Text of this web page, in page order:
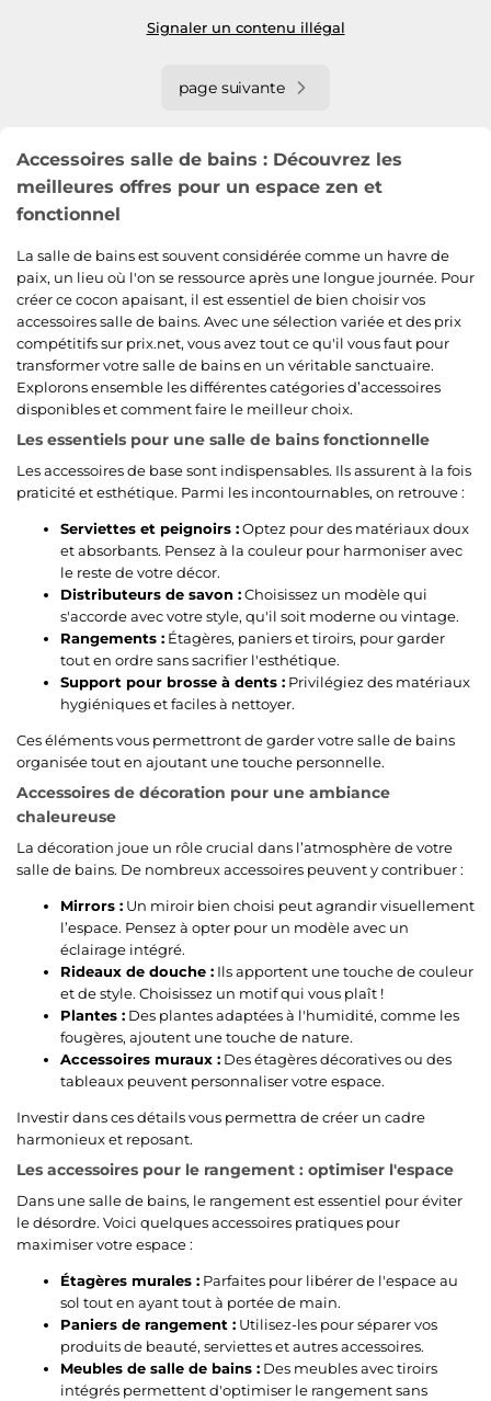
Signaler un contenu illégal
page suivante
Accessoires salle de bains : Découvrez les
meilleures offres pour un espace zen et
fonctionnel
La salle de bains est souvent considérée comme un havre de
paix, un lieu où l'on se ressource après une longue journée. Pour
créer ce cocon apaisant, il est essentiel de bien choisir vos
accessoires salle de bains. Avec une sélection variée et des prix
compétitifs sur prix.net, vous avez tout ce qu'il vous faut pour
transformer votre salle de bains en un véritable sanctuaire.
Explorons ensemble les différentes catégories d’accessoires
disponibles et comment faire le meilleur choix.
Les essentiels pour une salle de bains fonctionnelle
Les accessoires de base sont indispensables. Ils assurent à la fois
praticité et esthétique. Parmi les incontournables, on retrouve :
Serviettes et peignoirs :Optez pour des matériaux doux
et absorbants. Pensez à la couleur pour harmoniser avec
le reste de votre décor.
Distributeurs de savon :Choisissez un modèle qui
s'accorde avec votre style, qu'il soit moderne ou vintage.
Rangements : Étagères, paniers et tiroirs, pour garder
tout en ordre sans sacrifier l'esthétique.
Support pour brosse à dents : Privilégiez des matériaux
hygiéniques et faciles à nettoyer.
Ces éléments vous permettront de garder votre salle de bains
organisée tout en ajoutant une touche personnelle.
Accessoires de décoration pour une ambiance
chaleureuse
La décoration joue un rôle crucial dans l’atmosphère de votre
salle de bains. De nombreux accessoires peuvent y contribuer :
Mirrors : Un miroir bien choisi peut agrandir visuellement
l’espace. Pensez à opter pour un modèle avec un
éclairage intégré.
Rideaux de douche : Ils apportent une touche de couleur
et de style. Choisissez un motif qui vous plaît !
Plantes : Des plantes adaptées à l'humidité, comme les
fougères, ajoutent une touche de nature.
Accessoires muraux : Des étagères décoratives ou des
tableaux peuvent personnaliser votre espace.
Investir dans ces détails vous permettra de créer un cadre
harmonieux et reposant.
Les accessoires pour le rangement : optimiser l'espace
Dans une salle de bains, le rangement est essentiel pour éviter
le désordre. Voici quelques accessoires pratiques pour
maximiser votre espace :
Étagères murales : Parfaites pour libérer de l'espace au
sol tout en ayant tout à portée de main.
Paniers de rangement : Utilisez-les pour séparer vos
produits de beauté, serviettes et autres accessoires.
Meubles de salle de bains : Des meubles avec tiroirs
intégrés permettent d'optimiser le rangement sans